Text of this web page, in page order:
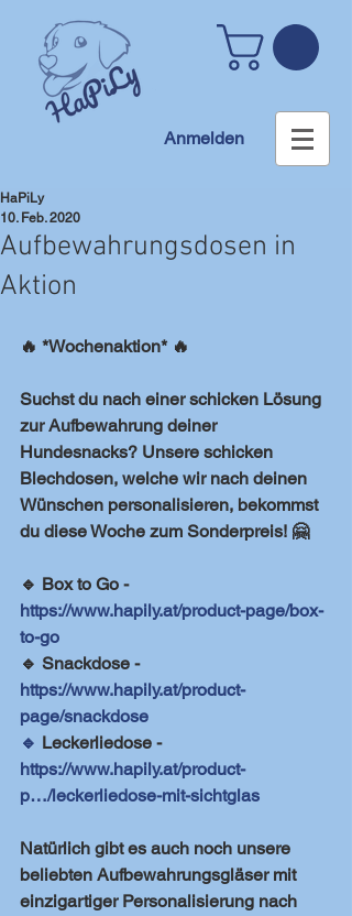
Anmelden
Aufbewahrungsdosen in
Aktion
HaPiLy
10. Feb. 2020
🔥 *Wochenaktion* 🔥
Suchst du nach einer schicken Lösung
zur Aufbewahrung deiner
Hundesnacks? Unsere schicken
Blechdosen, welche wir nach deinen
Wünschen personalisieren, bekommst
du diese Woche zum Sonderpreis! 🤗
🔹 Box to Go -
https://www.hapily.at/product-page/box-
to-go
🔹 Snackdose -
https://www.hapily.at/product-
page/snackdose
🔹 Leckerliedose -
https://www.hapily.at/product-
p…/leckerliedose-mit-sichtglas
Natürlich gibt es auch noch unsere
beliebten Aufbewahrungsgläser mit
einzigartiger Personalisierung nach